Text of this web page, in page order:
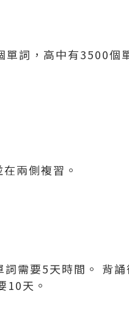
詞，高中有3500個
兩側複習。
需要5天時間。 背
10天。